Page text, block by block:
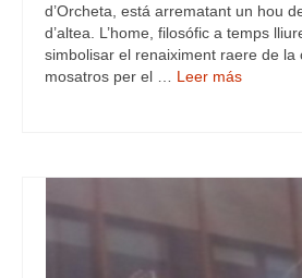
d’Orcheta, está arrematant un hou
d’altea. L’home, filosófic a temps
simbolisar el renaiximent raere de la
mosatros per el … Leer más